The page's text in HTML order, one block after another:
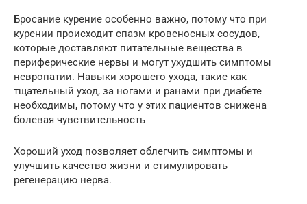
Бросание курение особенно важно, потому что при
курении происходит спазм кровеносных сосудов,
которые доставляют питательные вещества в
периферические нервы и могут ухудшить симптомы
невропатии. Навыки хорошего ухода, такие как
тщательный уход, за ногами и ранами при диабете
необходимы, потому что у этих пациентов снижена
болевая чувствительность
Хороший уход позволяет облегчить симптомы и
улучшить качество жизни и стимулировать
регенерацию нерва.